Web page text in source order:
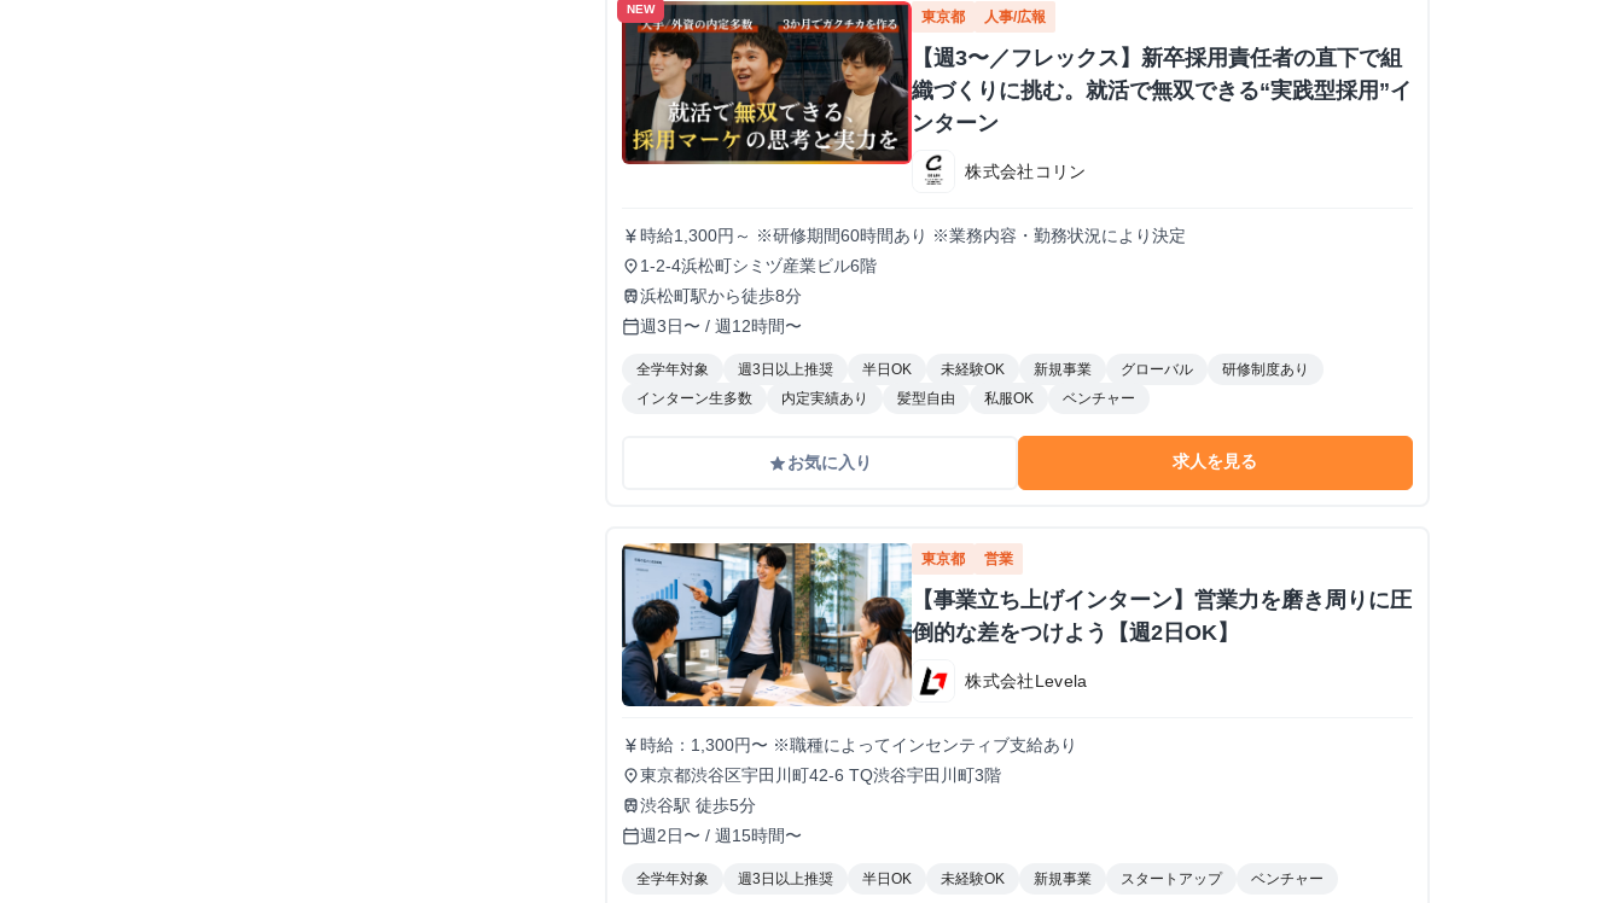
NEW 東京都 人事/広報
【週3〜／フレックス】新卒採用責任者の直下で組
織づくりに挑む。就活で無双できる“実践型採用”イ
ンターン
株式会社コリン
currency_yen時給1,300円～ ※研修期間60時間あり ※業務内容・勤務状況により決定
place 1-2-4浜松町シミヅ産業ビル6階
train浜松町駅から徒歩8分
calendar_today週3日〜 / 週12時間〜
全学年対象 週3日以上推奨 半日OK 未経験OK 新規事業 グローバル
研修制度あり
インターン生多数
内定実績あり 髪型自由 私服OK ベンチャー
gradeお気に入り 求人を見る
東京都 営業
【事業立ち上げインターン】営業力を磨き周りに圧
倒的な差をつけよう【週2日OK】
株式会社Levela
currency_yen時給：1,300円〜 ※職種によってインセンティブ支給あり
place東京都渋谷区宇田川町42-6 TQ渋谷宇田川町3階
train渋谷駅 徒歩5分
calendar_today週2日〜 / 週15時間〜
全学年対象 週3日以上推奨 半日OK 未経験OK 新規事業 スタートアップ ベンチャー